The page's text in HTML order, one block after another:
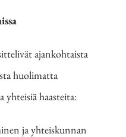
ajankohtaista
huolimatta
yhteisiä haasteita:
ja yhteiskunnan